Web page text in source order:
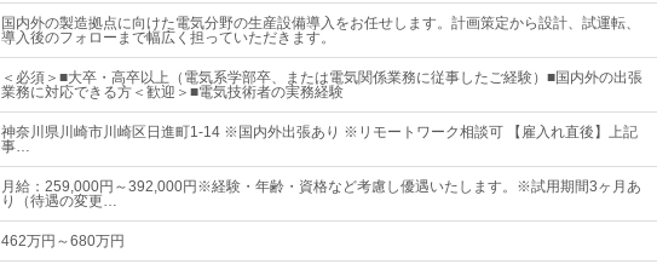
国内外の製造拠点に向けた電気分野の生産設備導入をお任せします。計画策定から設計、試運転、
導入後のフォローまで幅広く担っていただきます。
＜必須＞■大卒・高卒以上（電気系学部卒、または電気関係業務に従事したご経験）■国内外の出張
業務に対応できる方＜歓迎＞■電気技術者の実務経験
神奈川県川崎市川崎区日進町1-14 ※国内外出張あり ※リモートワーク相談可 【雇入れ直後】上記
事…
月給：259,000円～392,000円※経験・年齢・資格など考慮し優遇いたします。※試用期間3ヶ月あ
り（待遇の変更…
462万円～680万円